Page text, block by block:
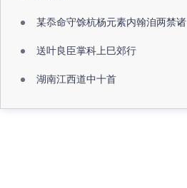
某忝命守馀杭杨元素内翰洎两禁诸公出祖佛寺
送叶良臣掌科上巳郊行
湖南江西道中十首